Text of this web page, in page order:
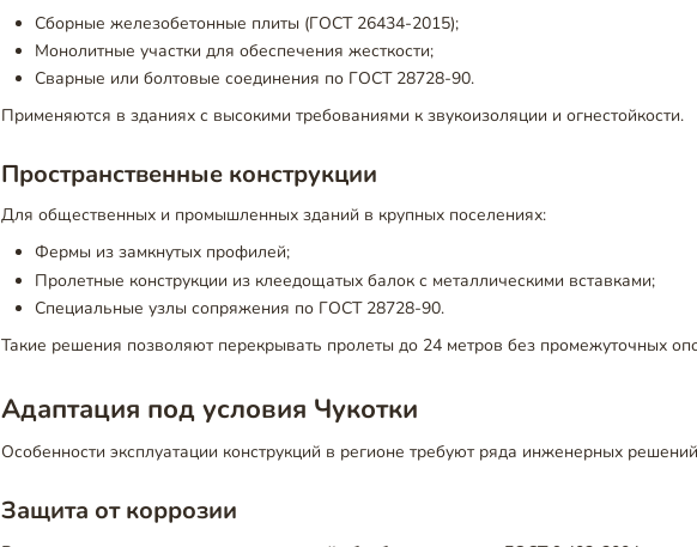
Сборные железобетонные плиты (ГОСТ 26434-2015);
Монолитные участки для обеспечения жесткости;
Сварные или болтовые соединения по ГОСТ 28728-90.
Применяются в зданиях с высокими требованиями к звукоизоляции и огнестойкости.
Пространственные конструкции
Для общественных и промышленных зданий в крупных поселениях:
Фермы из замкнутых профилей;
Пролетные конструкции из клеедощатых балок с металлическими вставками;
Специальные узлы сопряжения по ГОСТ 28728-90.
Такие решения позволяют перекрывать пролеты до 24 метров без промежуточных
Адаптация под условия Чукотки
Особенности эксплуатации конструкций в регионе требуют ряда инженерных
Защита от коррозии